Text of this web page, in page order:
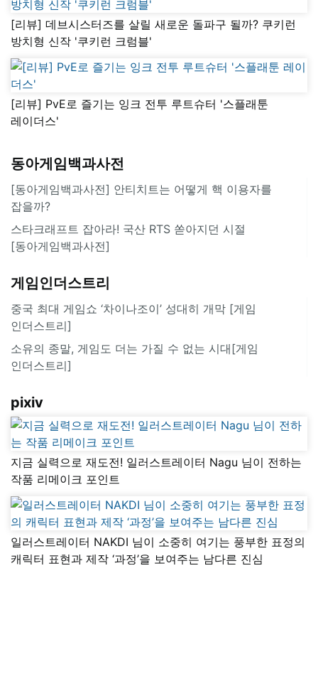
[리뷰] 데브시스터즈를 살릴 새로운 돌파구 될까? 쿠키런
방치형 신작 '쿠키런 크럼블'
[리뷰] PvE로 즐기는 잉크 전투 루트슈터 '스플래툰
레이더스'
동아게임백과사전
[동아게임백과사전] 안티치트는 어떻게 핵 이용자를
잡을까?
스타크래프트 잡아라! 국산 RTS 쏟아지던 시절
[동아게임백과사전]
게임인더스트리
중국 최대 게임쇼 ‘차이나조이’ 성대히 개막 [게임
인더스트리]
소유의 종말, 게임도 더는 가질 수 없는 시대[게임
인더스트리]
pixiv
지금 실력으로 재도전! 일러스트레이터 Nagu 님이 전하는
작품 리메이크 포인트
일러스트레이터 NAKDI 님이 소중히 여기는 풍부한 표정의
캐릭터 표현과 제작 ‘과정’을 보여주는 남다른 진심